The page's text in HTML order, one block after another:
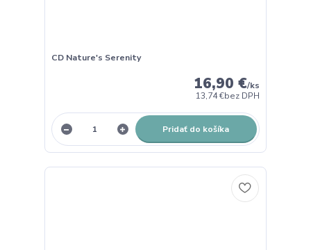
CD Nature's Serenity
16,90 €/ks
13,74 €bez DPH
Pridať do košíka